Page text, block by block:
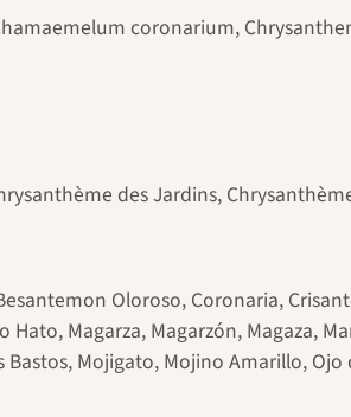
coronarium,
des Jardins,
Oloroso, Coronaria,
Magarza, Magarzón, Magaza,
Mojigato, Mojino Amarillo,